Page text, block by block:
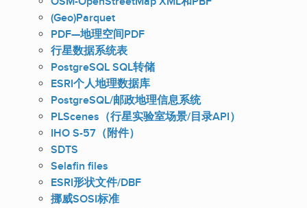
(Geo)Parquet
PDF—地理空间PDF
行星数据系统表
PostgreSQL SQL转储
ESRI个人地理数据库
PostgreSQL/邮政地理信息系统
PLScenes（行星实验室场景/目录API）
IHO S-57（附件）
SDTS
Selafin files
ESRI形状文件/DBF
挪威SOSI标准